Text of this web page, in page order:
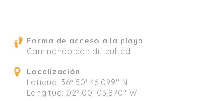
Forma de acceso a la playa
Caminando con dificultad
Localización
Latidud: 36º 50' 46,099'' N
Longitud: 02º 00' 03,870'' W